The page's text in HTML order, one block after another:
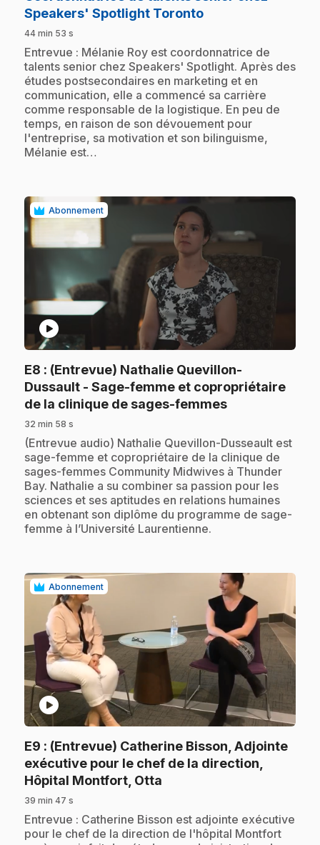
Speakers' Spotlight Toronto.
44 min 53 s
.Entrevue : Mélanie Roy est coordonnatrice de
talents senior chez Speakers' Spotlight. Après des
études postsecondaires en marketing et en
communication, elle a commencé sa carrière
comme responsable de la logistique. En peu de
temps, en raison de son dévouement pour
l'entreprise, sa motivation et son bilinguisme,
Mélanie est…
Abonnement
play_circle
E8 : (Entrevue) Nathalie Quevillon-
Dussault - Sage-femme et copropriétaire
de la clinique de sages-femmes.
32 min 58 s
.(Entrevue audio) Nathalie Quevillon-Dusseault est
sage-femme et copropriétaire de la clinique de
sages-femmes Community Midwives à Thunder
Bay. Nathalie a su combiner sa passion pour les
sciences et ses aptitudes en relations humaines
en obtenant son diplôme du programme de sage-
femme à l’Université Laurentienne.
Abonnement
play_circle
E9 : (Entrevue) Catherine Bisson, Adjointe
exécutive pour le chef de la direction,
Hôpital Montfort, Otta
39 min 47 s
.Entrevue : Catherine Bisson est adjointe exécutive
pour le chef de la direction de l'hôpital Montfort